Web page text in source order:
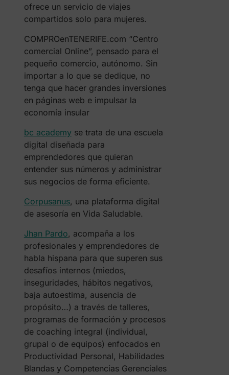
ofrece un servicio de viajes
compartidos solo para mujeres.
COMPROenTENERIFE.com “Centro
comercial Online”, pensado para el
pequeño comercio, autónomo. Sin
importar a lo que se dedique, no
tenga que hacer grandes inversiones
en páginas web e impulsar la
economía insular
bc academyse trata de una escuela
digital diseñada para
emprendedores que quieran
entender sus números y administrar
sus negocios de forma eficiente.
Corpusanus, una plataforma digital
de asesoría en Vida Saludable.
Jhan Pardo, acompaña a los
profesionales y emprendedores de
habla hispana para que superen sus
desafíos internos (miedos,
inseguridades, hábitos negativos,
baja autoestima, ausencia de
propósito…) a través de talleres,
programas de formación y procesos
de coaching integral (individual,
grupal o de equipos) enfocados en
Productividad Personal, Habilidades
Blandas y Competencias Gerenciales